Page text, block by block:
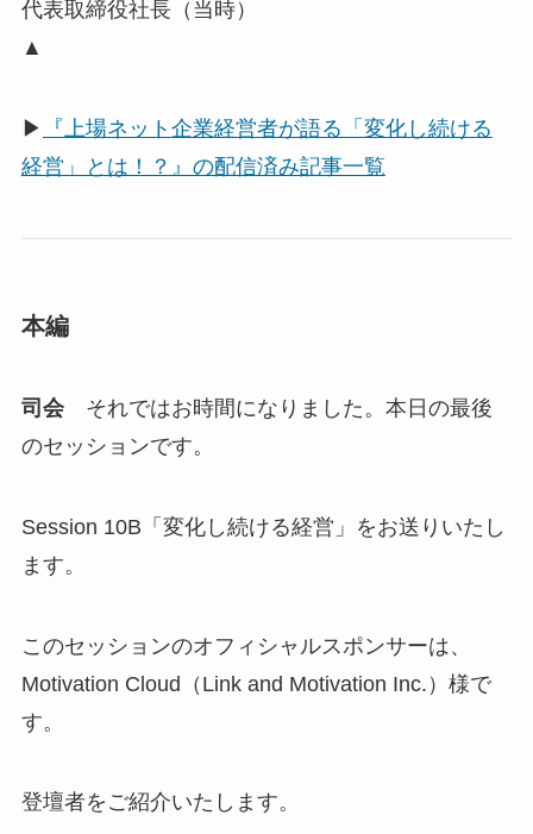
代表取締役社長（当時）
▲
▶
『上場ネット企業経営者が語る「変化し続ける
経営」とは！？』の配信済み記事一覧
本編
司会それではお時間になりました。本日の最後
のセッションです。
Session 10B「変化し続ける経営」をお送りいたし
ます。
このセッションのオフィシャルスポンサーは、
Motivation Cloud（Link and Motivation Inc.）様で
す。
登壇者をご紹介いたします。